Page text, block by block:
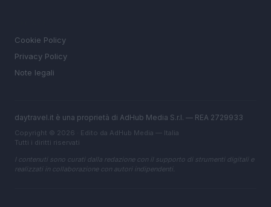
Cookie Policy
Privacy Policy
Note legali
daytravel.it è una proprietà di AdHub Media S.r.l. — REA 2729933
Copyright © 2026 · Edito da AdHub Media — Italia
Tutti i diritti riservati
I contenuti sono curati dalla redazione con il supporto di strumenti digitali e
realizzati in collaborazione con autori indipendenti.